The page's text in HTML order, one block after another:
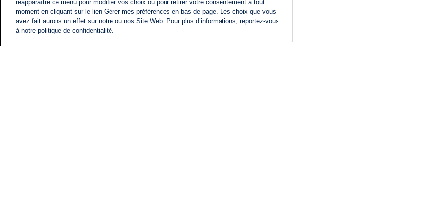
réapparaître ce menu pour modifier vos choix ou pour retirer votre consentement à tout
moment en cliquant sur le lien Gérer mes préférences en bas de page. Les choix que vous
avez fait aurons un effet sur notre ou nos Site Web. Pour plus d’informations, reportez-vous
à notre politique de confidentialité.